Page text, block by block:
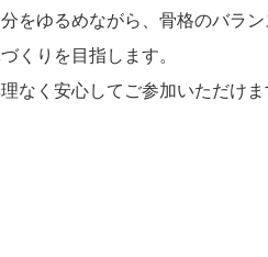
をゆるめながら、骨格のバラ
くりを目指します。
なく安心してご参加いただけま